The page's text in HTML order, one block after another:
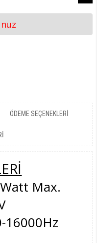
ÖDEME SEÇENEKLERI
Max.
16000Hz